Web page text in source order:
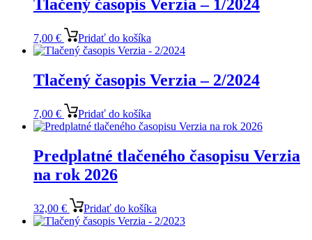
Tlačený časopis Verzia – 1/2024
7,00 € Pridať do košíka
Tlačený časopis Verzia – 2/2024
7,00 € Pridať do košíka
Predplatné tlačeného časopisu Verzia
na rok 2026
32,00 € Pridať do košíka